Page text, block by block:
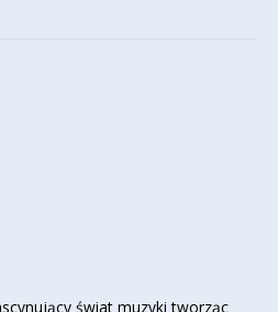
świat muzyki tworząc